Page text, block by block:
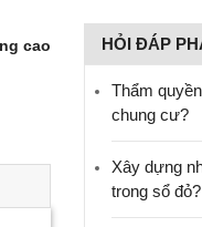
cao HỎI ĐÁP
Thẩm
chung cư?
Xây dựng
trong sổ đỏ?